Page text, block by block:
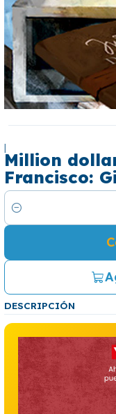
|
Million
Francisco:
Cantidad
DESCRIPCIÓN